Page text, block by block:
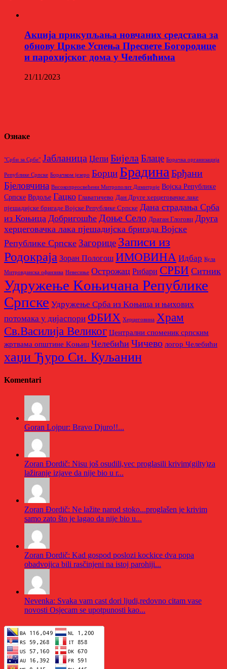
Aкција прикупљања новчаних средстава за
обнову Цркве Успења Пресвете Богородице
и парохијског дома у Челебићима
21/11/2023
Ознаке
"Срби за Србе" Јабланица Џепи Бијела Блаце Борачкa организацијa
Републике Српске Борачком језеро Борци Брадина Брђани
Бјеловчина Високопреосвећени Митрополит Димитрије Војска Републике
Српске Врдоље Гацко Главатичево Дан Друге херцеговачке лаке
пјешадијске бригаде Војске Републике Српске Дана страдања Срба
из Коњица Добригошће Доње Село Драган Глоговц Друга
херцеговачка лака пјешадијска бригада Војске
Републике Српске Загорице Записи из
Родoкраја Зоран Пологош ИМОВИНА Идбар Кула
Митровданска офанзива Невесињe Острожац Рибари СРБИ Ситник
Удружење Kоњичана Републике
Српске Удружење Срба из Kоњица и њихових
потомака у дијаспори ФБИХ Херцеговина Храм
Св.Василија Великог Централни споменик српским
жртвама општине Kоњиц Челебићи Чичево логор Челебићи
хаџи Ђуро Си. Куљанин
Komentari
Goran Lojpur: Bravo Djuro!!...
Zoran Đordič: Nisu još osudili,vec proglasili krivim(gilty)za
lažiranje izjave da nije bio u r...
Zoran Đordič: Ne lažite narod stoko...proglašen je krivim
samo zato što je lagao da nije bio u...
Zoran Đordič: Kad gospod poslozi kockice dva popa
obadvojica bili rasčinjeni na istoj parohiji...
Nevenka: Svaka vam cast dori ljudi,redovno citam vase
novosti Osjecam se upotpunosti kao...